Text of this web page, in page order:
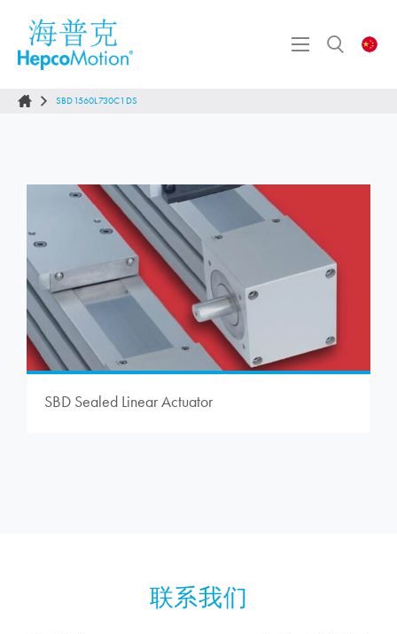
SBD1560L730C1DS
SBD Sealed Linear Actuator